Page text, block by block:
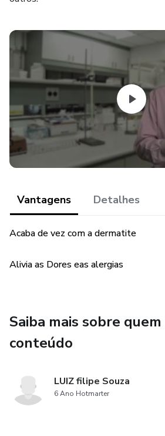
Vantagens Detalhes
Acaba de vez com a dermatite
Alivia as Dores eas alergias
Saiba mais sobre quem
conteúdo
LUIZ filipe Souza
6 Ano Hotmarter